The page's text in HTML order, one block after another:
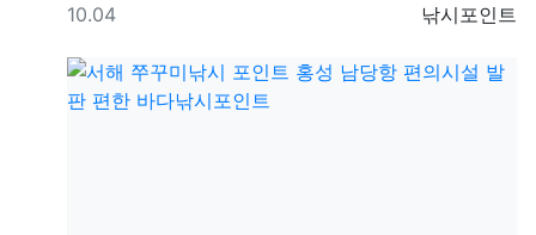
등록자
낚시포인트
등록일
10.04